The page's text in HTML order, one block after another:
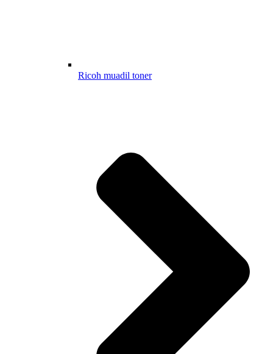
Ricoh muadil toner